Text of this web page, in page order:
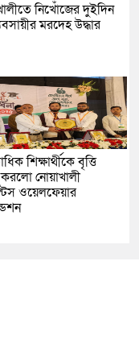
নিখোঁজের দুইদিন
মরদেহ উদ্ধার
শিক্ষার্থীকে বৃত্তি
করলো নোয়াখালী
ওয়েলফেয়ার